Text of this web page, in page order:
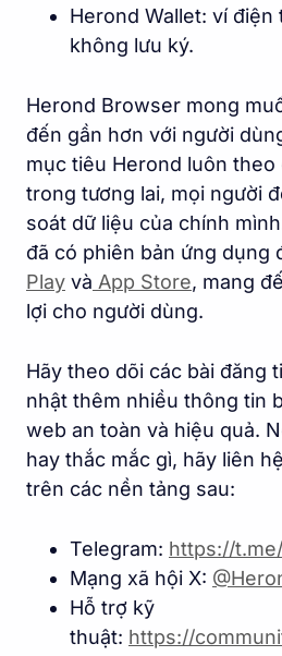
Herond Wallet: ví điện
không lưu ký.
Herond Browser mong
đến gần hơn với người
mục tiêu Herond luôn
trong tương lai, mọi người
soát dữ liệu của chính
đã có phiên bản ứng dụng
Play và App Store, mang
lợi cho người dùng.
Hãy theo dõi các bài đăng
nhật thêm nhiều thông tin
web an toàn và hiệu quả.
hay thắc mắc gì, hãy liên
trên các nền tảng sau:
Telegram: https://
Mạng xã hội X:
Hỗ trợ kỹ
thuật: https://